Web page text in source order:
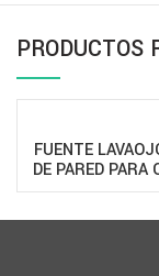
PRODUCTOS
FUENTE
DE PARED PARA
BOTELLA 32